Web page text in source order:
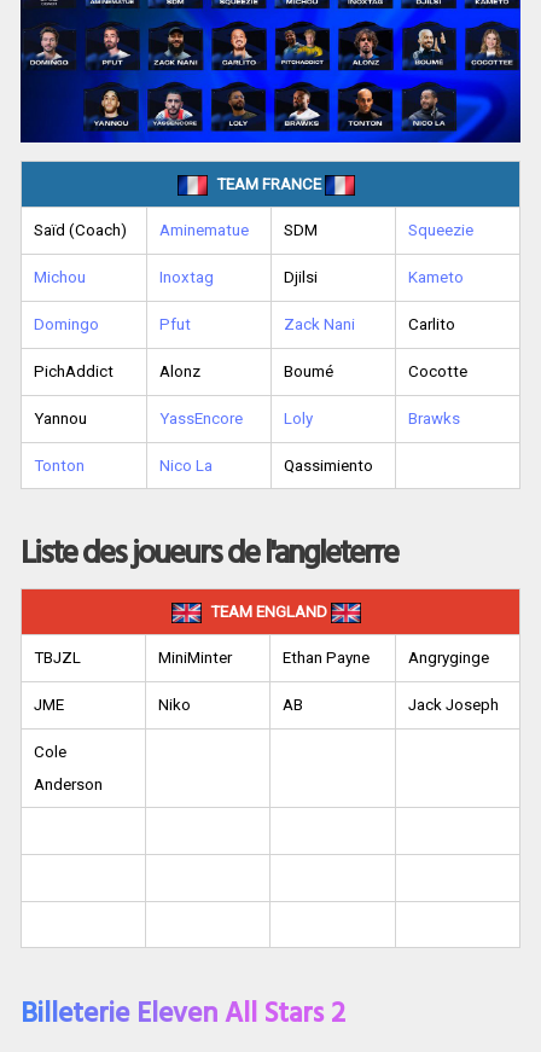
TEAM FRANCE
Saïd (Coach) Aminematue SDM Squeezie
Michou Inoxtag Djilsi Kameto
Domingo Pfut Zack Nani Carlito
PichAddict Alonz Boumé Cocotte
Yannou YassEncore Loly Brawks
Tonton Nico La Qassimiento
Liste des joueurs de l'angleterre
TEAM ENGLAND
TBJZL MiniMinter Ethan Payne Angryginge
JME Niko AB Jack Joseph
Cole
Anderson
Billeterie Eleven All Stars 2